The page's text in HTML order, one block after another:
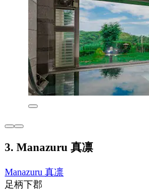
3. Manazuru 真凛
Manazuru 真凛
足柄下郡